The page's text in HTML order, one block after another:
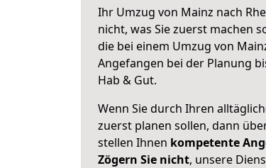
Ihr Umzug von Mainz nach
nicht, was Sie zuerst machen
die bei einem Umzug von
Angefangen bei der Planung
Hab & Gut.
Wenn Sie durch Ihren
zuerst planen sollen, dann
stellen Ihnen kompetente
Zögern Sie nicht, unsere